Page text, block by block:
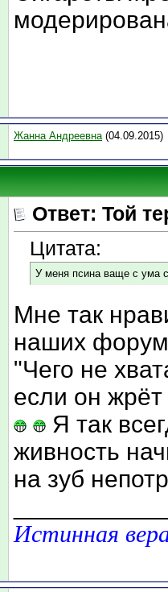
Жанна Андреевна(04.09.2015)
Ответ: Той
Цитата:
У меня псина ваще с ума
Мне так
наших
"Чего не
если он
Я так
живность
на зуб
Истинная